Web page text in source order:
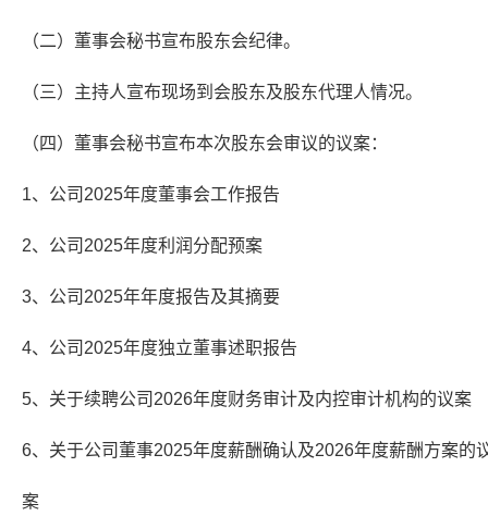
（二）董事会秘书宣布股东会纪律。
（三）主持人宣布现场到会股东及股东代理人情况。
（四）董事会秘书宣布本次股东会审议的议案：
1、公司2025年度董事会工作报告
2、公司2025年度利润分配预案
3、公司2025年年度报告及其摘要
4、公司2025年度独立董事述职报告
5、关于续聘公司2026年度财务审计及内控审计机构的议案
6、关于公司董事2025年度薪酬确认及2026年度薪酬方案的
案